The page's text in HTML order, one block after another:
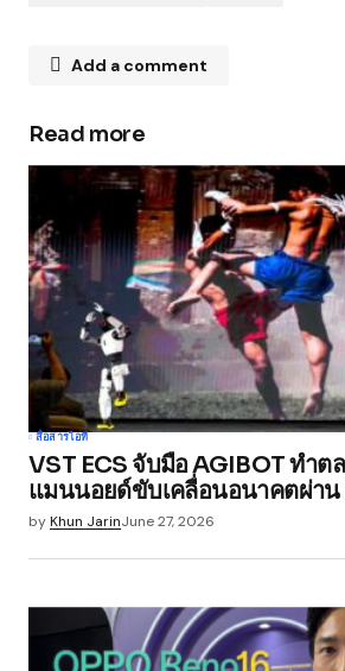
Add a comment
Your email address will not be
Required fields are marked*
Comment*
Your Name*
Your E-mail*
browser for the next time I
Submit Comment
Read more
สื่อสารไอที
VST ECS จับมือ AGIBOT ทำ
แมนนอยด์ขับเคลื่อนอนาคตผ่า
byKhun JarinJune 27, 2026